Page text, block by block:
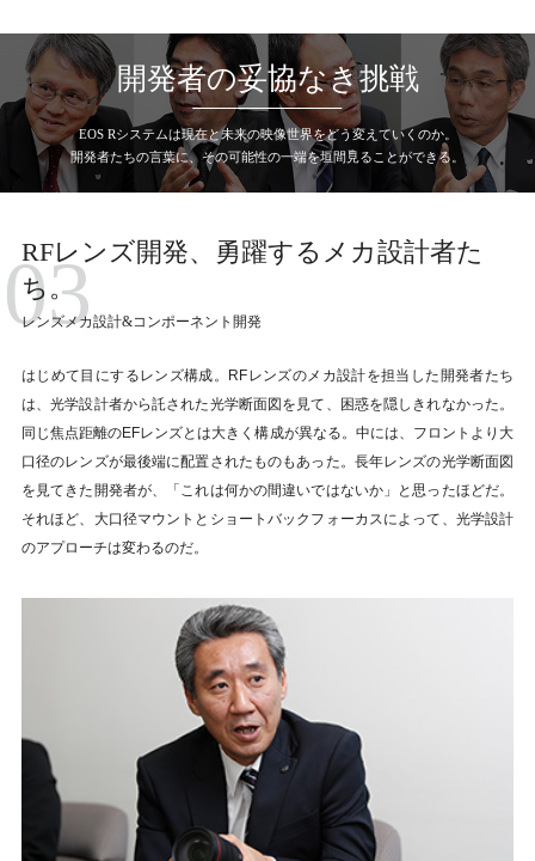
開発者の妥協なき挑戦
EOS Rシステムは現在と未来の映像世界をどう変えていくのか。
開発者たちの言葉に、その可能性の一端を垣間見ることができる。
RFレンズ開発、勇躍するメカ設計者た
ち。
レンズメカ設計&コンポーネント開発
はじめて目にするレンズ構成。RFレンズのメカ設計を担当した開発者たち
は、光学設計者から託された光学断面図を見て、困惑を隠しきれなかった。
同じ焦点距離のEFレンズとは大きく構成が異なる。中には、フロントより大
口径のレンズが最後端に配置されたものもあった。長年レンズの光学断面図
を見てきた開発者が、「これは何かの間違いではないか」と思ったほどだ。
それほど、大口径マウントとショートバックフォーカスによって、光学設計
のアプローチは変わるのだ。